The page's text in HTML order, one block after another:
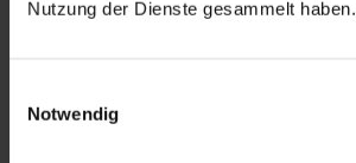
Nutzung der Dienste gesammelt haben.
Notwendig